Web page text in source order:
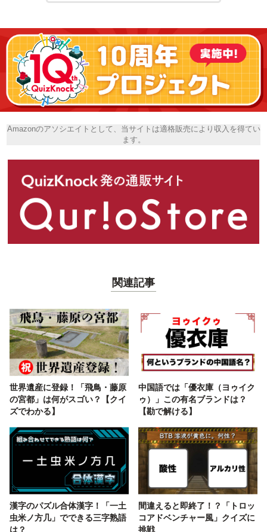
Amazonのアソシエイトとして、当サイトは適格販売により収入を得てい
ます。
関連記事
世界遺産に登録！「飛鳥・藤原
の宮都」は何がスゴい？【クイ
ズでわかる】
中国語では「優衣庫（ヨゥイク
ゥ）」この有名ブランドは？
【勘で解ける】
漢字のパズル合体漢字！「一土
虫米ノ方几」でできる三字熟語
は？
間違えると即終了！？「トロッ
コアドベンチャー風」クイズに
挑戦